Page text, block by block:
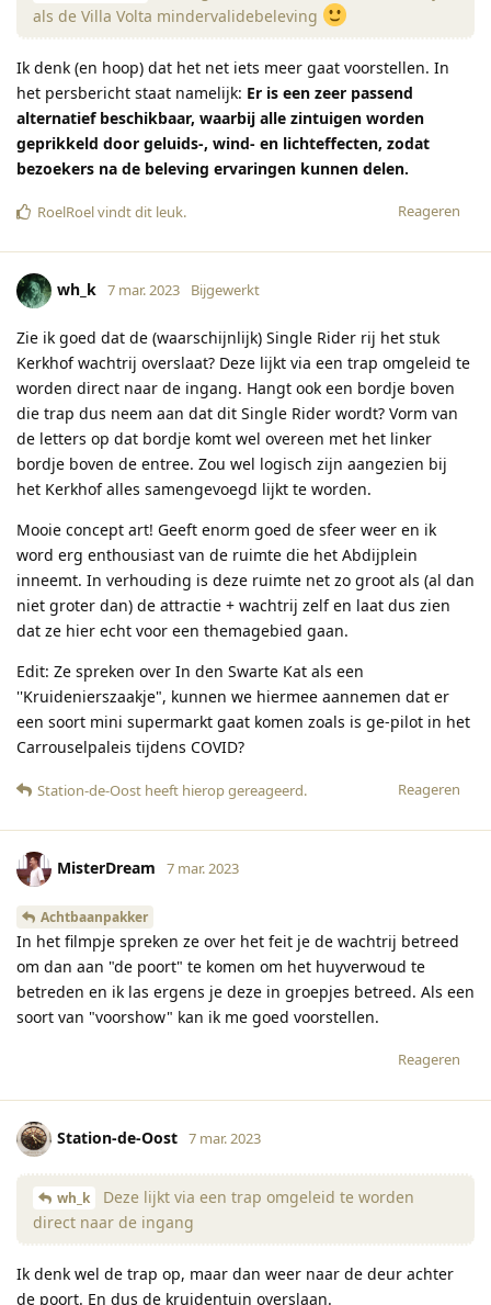
als de Villa Volta mindervalidebeleving
Ik denk (en hoop) dat het net iets meer gaat voorstellen. In
het persbericht staat namelijk: Er is een zeer passend
alternatief beschikbaar, waarbij alle zintuigen worden
geprikkeld door geluids-, wind- en lichteffecten, zodat
bezoekers na de beleving ervaringen kunnen delen.
Reageren
RoelRoelvindt dit leuk.
wh_k 7 mar. 2023 Bijgewerkt
Zie ik goed dat de (waarschijnlijk) Single Rider rij het stuk
Kerkhof wachtrij overslaat? Deze lijkt via een trap omgeleid te
worden direct naar de ingang. Hangt ook een bordje boven
die trap dus neem aan dat dit Single Rider wordt? Vorm van
de letters op dat bordje komt wel overeen met het linker
bordje boven de entree. Zou wel logisch zijn aangezien bij
het Kerkhof alles samengevoegd lijkt te worden.
Mooie concept art! Geeft enorm goed de sfeer weer en ik
word erg enthousiast van de ruimte die het Abdijplein
inneemt. In verhouding is deze ruimte net zo groot als (al dan
niet groter dan) de attractie + wachtrij zelf en laat dus zien
dat ze hier echt voor een themagebied gaan.
Edit: Ze spreken over In den Swarte Kat als een
''Kruidenierszaakje", kunnen we hiermee aannemen dat er
een soort mini supermarkt gaat komen zoals is ge-pilot in het
Carrouselpaleis tijdens COVID?
Reageren
Station-de-Oost heeft hierop gereageerd.
MisterDream 7 mar. 2023
Achtbaanpakker
In het filmpje spreken ze over het feit je de wachtrij betreed
om dan aan "de poort" te komen om het huyverwoud te
betreden en ik las ergens je deze in groepjes betreed. Als een
soort van "voorshow" kan ik me goed voorstellen.
Reageren
Station-de-Oost 7 mar. 2023
wh_k
Deze lijkt via een trap omgeleid te worden
direct naar de ingang
Ik denk wel de trap op, maar dan weer naar de deur achter
de poort. En dus de kruidentuin overslaan.